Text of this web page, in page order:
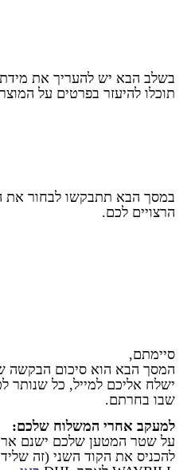
בשלב הבא יש להעריך את
תוכלו להיעזר בפרטים על
במסך הבא תתבקשו לבחור את
הרצויים לכם.
סיימתם,
המסך הבא הוא סיכום הבקשה
ישלח אליכם למייל, כל שנותר
שבו בחרתם.
למעקב אחרי המשלוח שלכם:
על שטר המטען שלכם ישנם
להכניס את הקוד השני (זה